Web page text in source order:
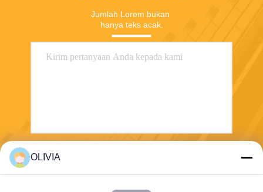
Jumlah Lorem bukan
hanya teks acak.
OLIVIA